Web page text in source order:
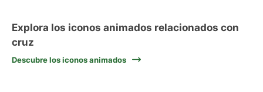
Explora los iconos animados relacionados con
cruz
Descubre los iconos animados